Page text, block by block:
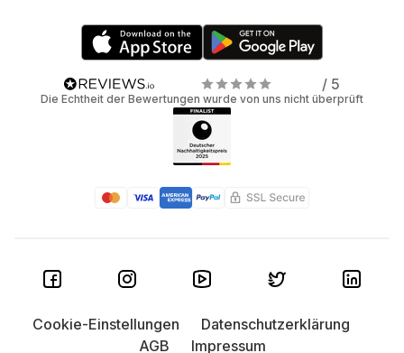
/ 5
Die Echtheit der Bewertungen wurde von uns nicht überprüft
Cookie-Einstellungen
Datenschutzerklärung
AGB
Impressum